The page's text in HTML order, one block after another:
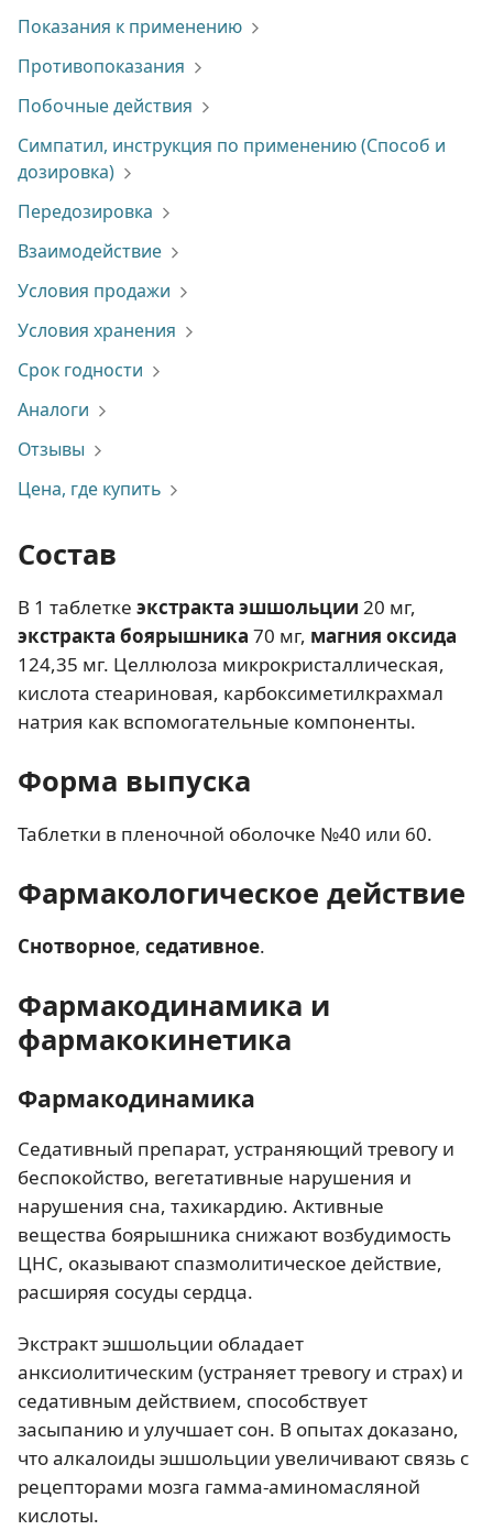
Показания к применению
Противопоказания
Побочные действия
Симпатил, инструкция по применению (Способ и
дозировка)
Передозировка
Взаимодействие
Условия продажи
Условия хранения
Срок годности
Аналоги
Отзывы
Цена, где купить
Состав
В 1 таблетке экстракта эшшольции 20 мг,
экстракта боярышника 70 мг, магния оксида
124,35 мг. Целлюлоза микрокристаллическая,
кислота стеариновая, карбоксиметилкрахмал
натрия как вспомогательные компоненты.
Форма выпуска
Таблетки в пленочной оболочке №40 или 60.
Фармакологическое действие
Снотворное, седативное.
Фармакодинамика и
фармакокинетика
Фармакодинамика
Седативный препарат, устраняющий тревогу и
беспокойство, вегетативные нарушения и
нарушения сна, тахикардию. Активные
вещества боярышника снижают возбудимость
ЦНС, оказывают спазмолитическое действие,
расширяя сосуды сердца.
Экстракт эшшольции обладает
анксиолитическим (устраняет тревогу и страх) и
седативным действием, способствует
засыпанию и улучшает сон. В опытах доказано,
что алкалоиды эшшольции увеличивают связь с
рецепторами мозга гамма-аминомасляной
кислоты.